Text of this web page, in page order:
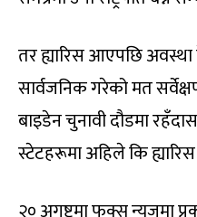
तर ह्यारिस आएपछि
सार्वजनिक गरेको मत
बाइडेन चुनावी दौडमा
स्टेटहरूमा अहिले कि